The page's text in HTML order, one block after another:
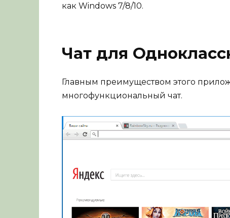
как Windows 7/8/10.
Чат для
Главным преимуществом этого
многофункциональный чат.